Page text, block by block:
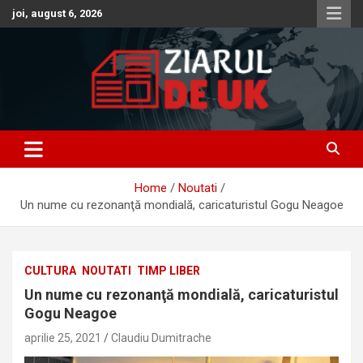
Skip
to
joi, august 6, 2026
Anunturi UK – Stiri UK – Ziarul
de UK – Ziar Romanesc UK –
Informatii Utile
Anunturi – Stiri – Informatii Utile
Home
Noutati
Un nume cu rezonanţă mondială, caricaturistul Gogu Neagoe
CULTURA NOUTATI TIMP LIBER
Un nume cu rezonanţă mondială, caricaturistul
Gogu Neagoe
aprilie 25, 2021 Claudiu Dumitrache